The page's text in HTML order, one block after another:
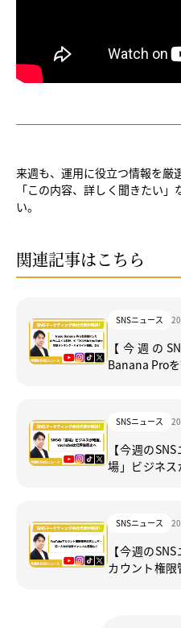
来週も、運用に役立つ情報を厳
「この内容、詳しく聞きたい
い。
関連記事はこちら
SNSニュース
【今週の
Banana Pro
SNSニュース
【今週の
場」ビジネス
SNSニュース
【今週の
カウント権